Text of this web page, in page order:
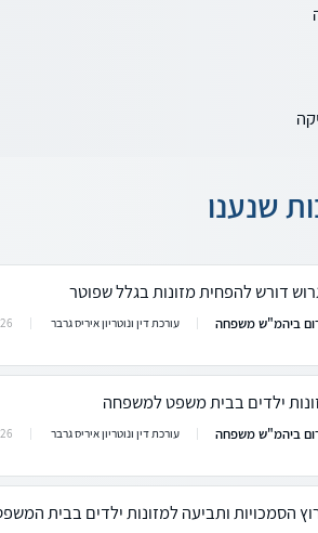
שנענו
דורש להפחית מזונות בגלל שפוטר
ביהמ"ש משפחה עורכת דין ונוטריון איריס גרבר
ילדים בבית משפט למשפחה
ביהמ"ש משפחה עורכת דין ונוטריון איריס גרבר
הסמכויות ותביעה למזונות ילדים בבית